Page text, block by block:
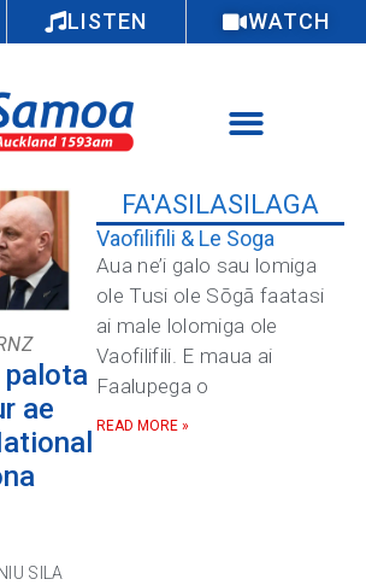
LISTEN WATCH
palota
ae
NIU SILA
FA'ASILASILAGA
Vaofilifili & Le Soga
Aua ne’i galo sau lomiga
ole Tusi ole Sōgā faatasi
ai male lolomiga ole
Vaofilifili. E maua ai
Faalupega o
READ MORE »